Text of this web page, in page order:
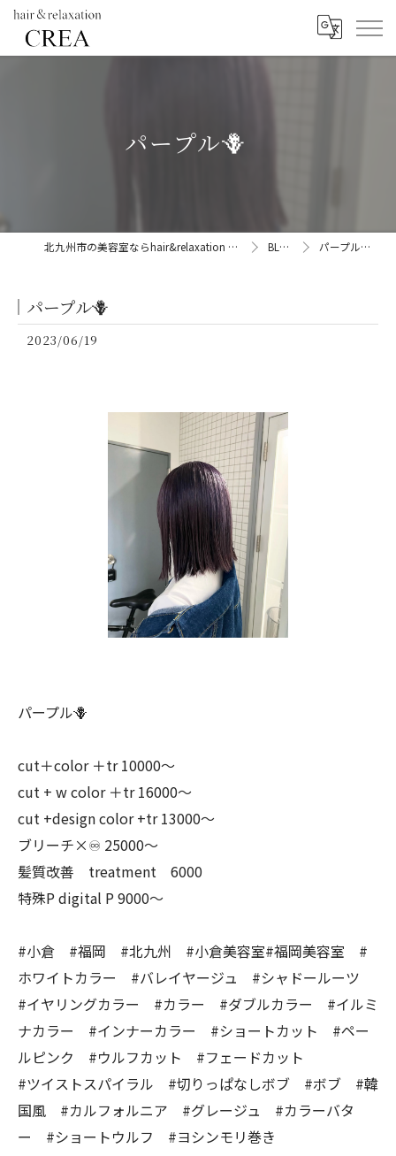
パープル🪻
北九州市の美容室ならhair&relaxation CREA BLOG パープル🪻
パープル🪻
2023/06/19
パープル🪻
cut＋color ＋tr 10000〜
cut + w color ＋tr 16000〜
cut +design color +tr 13000〜
ブリーチ×♾ 25000〜
髪質改善 treatment 6000
特殊P digital P 9000〜
#小倉 #福岡 #北九州 #小倉美容室#福岡美容室 #
ホワイトカラー #バレイヤージュ #シャドールーツ
#イヤリングカラー #カラー #ダブルカラー #イルミ
ナカラー #インナーカラー #ショートカット #ペー
ルピンク #ウルフカット #フェードカット
#ツイストスパイラル #切りっぱなしボブ #ボブ #韓
国風 #カルフォルニア #グレージュ #カラーバタ
ー #ショートウルフ #ヨシンモリ巻き